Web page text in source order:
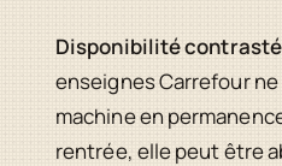
Disponibilité
enseignes Carrefour
machine en
rentrée, elle peut être